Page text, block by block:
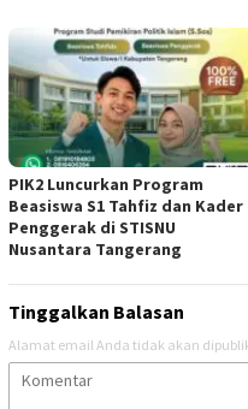
PIK2 Luncurkan Program
Beasiswa S1 Tahfiz dan Kader
Penggerak di STISNU
Nusantara Tangerang
Tinggalkan Balasan
Alamat email Anda tidak akan